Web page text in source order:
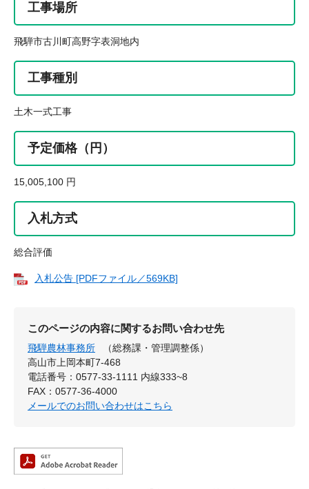
工事場所
飛騨市古川町高野字表洞地内
工事種別
土木一式工事
予定価格（円）
15,005,100 円
入札方式
総合評価
入札公告 [PDFファイル／569KB]
このページの内容に関するお問い合わせ先
飛騨農林事務所
（総務課・管理調整係）
高山市上岡本町7-468
電話番号：0577-33-1111 内線333~8
FAX：0577-36-4000
メールでのお問い合わせはこちら